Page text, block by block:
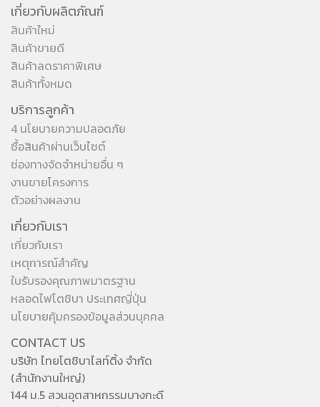
เกี่ยวกับผลิตภัณฑ์
สินค้าใหม่
สินค้าขายดี
สินค้าลดราคาพิเศษ
สินค้าทั้งหมด
บริการลูกค้า
4 นโยบายความปลอดภัย
ซื้อสินค้าผ่านเว็บไซต์
ช่องทางจัดจำหน่ายอื่น ๆ
งานขายโครงการ
ตัวอย่างผลงาน
เกี่ยวกับเรา
เกี่ยวกับเรา
เหตุการณ์สำคัญ
ใบรับรองคุณภาพมาตรฐาน
หลอดไฟโตชิบา ประเทศญี่ปุ่น
นโยบายคุ้มครองข้อมูลส่วนบุคคล
CONTACT US
บริษัท ไทยโตชิบาไลท์ติ้ง จำกัด
(สำนักงานใหญ่)
144 ม.5 สวนอุตสาหกรรมบางกะดี